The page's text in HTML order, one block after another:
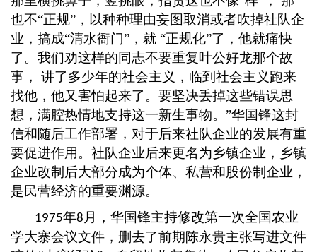
也不“正规”，以种种理由妄图取消或者吹掉社队企
业，搞成“清水衙门”，就 “正规化”了，他就痛快
了。我们劝这样的同志不要重复叶公好龙那个故
事， 讲了多少年的社会主义，临到社会主义跑来
找他，他又害怕起来了。要坚决丢掉这些错误思
想，满腔热情地支持这一新生事物。”华国锋这封
信和随后工作部署，对于后来社队企业的发展有重
要促进作用。社队企业后来更名为乡镇企业，乡镇
企业改制后大部分成为个体、私营和股份制企业，
是民营经济的重要渊源。
1975年8 月，华国锋主持修改第一次全国农业
学大寨会议文件，删去了前期陈永贵主张写进文件